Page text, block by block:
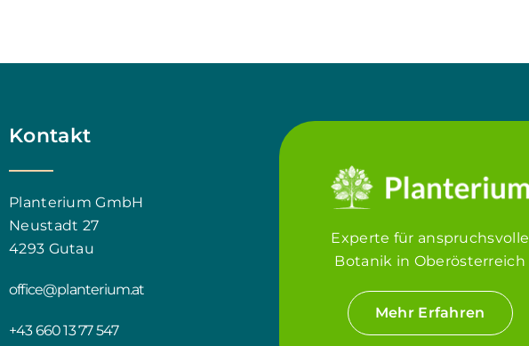
Kontakt
Planterium GmbH
Neustadt 27
4293 Gutau
office@planterium.at
+43 660 13 77 547
Experte für anspruchsvolle
Botanik in Oberösterreich
Mehr Erfahren